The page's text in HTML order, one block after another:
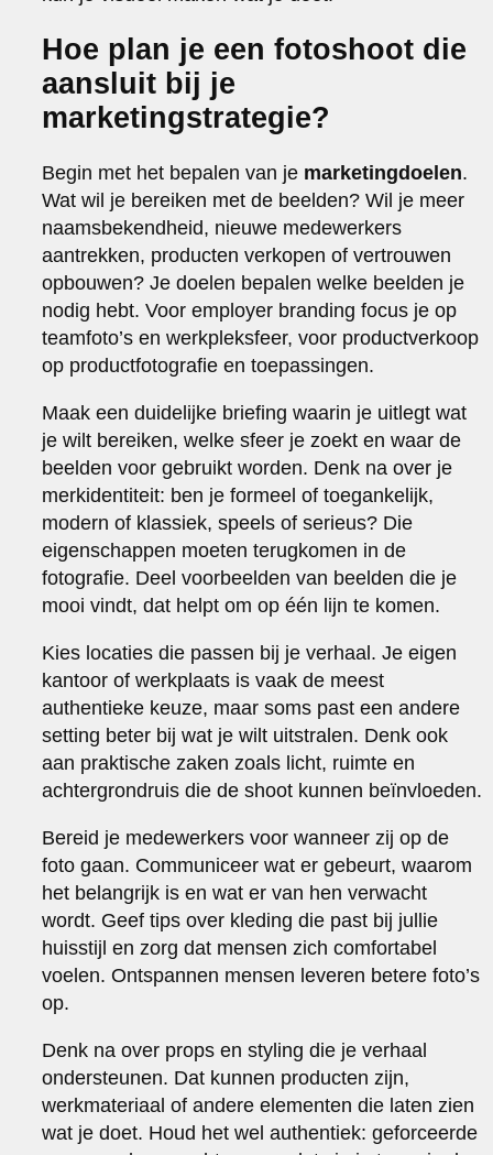
Hoe plan je een fotoshoot die
aansluit bij je
marketingstrategie?
Begin met het bepalen van je marketingdoelen.
Wat wil je bereiken met de beelden? Wil je meer
naamsbekendheid, nieuwe medewerkers
aantrekken, producten verkopen of vertrouwen
opbouwen? Je doelen bepalen welke beelden je
nodig hebt. Voor employer branding focus je op
teamfoto’s en werkpleksfeer, voor productverkoop
op productfotografie en toepassingen.
Maak een duidelijke briefing waarin je uitlegt wat
je wilt bereiken, welke sfeer je zoekt en waar de
beelden voor gebruikt worden. Denk na over je
merkidentiteit: ben je formeel of toegankelijk,
modern of klassiek, speels of serieus? Die
eigenschappen moeten terugkomen in de
fotografie. Deel voorbeelden van beelden die je
mooi vindt, dat helpt om op één lijn te komen.
Kies locaties die passen bij je verhaal. Je eigen
kantoor of werkplaats is vaak de meest
authentieke keuze, maar soms past een andere
setting beter bij wat je wilt uitstralen. Denk ook
aan praktische zaken zoals licht, ruimte en
achtergrondruis die de shoot kunnen beïnvloeden.
Bereid je medewerkers voor wanneer zij op de
foto gaan. Communiceer wat er gebeurt, waarom
het belangrijk is en wat er van hen verwacht
wordt. Geef tips over kleding die past bij jullie
huisstijl en zorg dat mensen zich comfortabel
voelen. Ontspannen mensen leveren betere foto’s
op.
Denk na over props en styling die je verhaal
ondersteunen. Dat kunnen producten zijn,
werkmateriaal of andere elementen die laten zien
wat je doet. Houd het wel authentiek: geforceerde